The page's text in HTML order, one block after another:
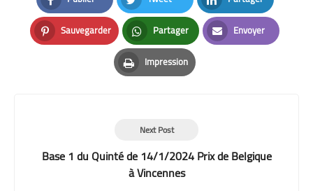
Facebook Twitter LinkedIn
Sauvegarder
Pinterest
Partager
Whatsapp
Envoyer
Email
Impression
Print
Next Post
Base 1 du Quinté de 14/1/2024 Prix de Belgique
à Vincennes